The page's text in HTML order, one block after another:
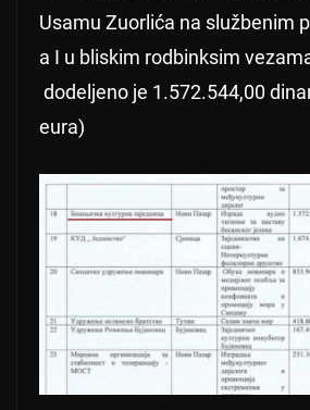
Usamu Zuorlića na službenim
a I u bliskim rodbinksim
dodeljeno je 1.572.544,00
eura)